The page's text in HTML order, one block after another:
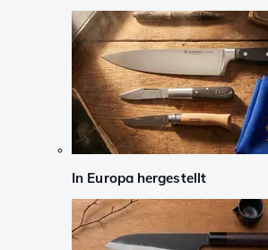
In Europa hergestellt